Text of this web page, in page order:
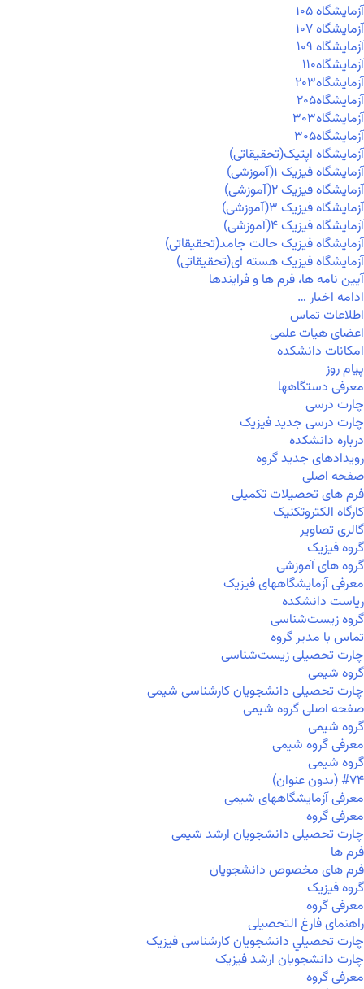
آزمايشگاه ۱۰۵
آزمايشگاه ۱۰۷
آزمايشگاه ۱۰۹
آزمايشگاه۱۱۰
آزمايشگاه۲۰۳
آزمايشگاه۲۰۵
آزمايشگاه۳۰۳
آزمايشگاه۳۰۵
آزمایشگاه اپتیک(تحقیقاتی)
آزمایشگاه فیزیک ۱(آموزشی)
آزمایشگاه فیزیک ۲(آموزشی)
آزمایشگاه فیزیک ۳(آموزشی)
آزمایشگاه فیزیک ۴(آموزشی)
آزمایشگاه فیزیک حالت جامد(تحقیقاتی)
آزمایشگاه فیزیک هسته ای(تحقیقاتی)
آیین نامه ها، فرم ها و فرایندها
ادامه اخبار …
اطلاعات تماس
اعضای هیات علمی
امکانات دانشکده
پیام روز
معرفی دستگاهها
چارت درسی
چارت درسی جدید فیزیک
درباره دانشکده
رویدادهای جدید گروه
صفحه اصلی
فرم های تحصیلات تکمیلی
کارگاه الکتروتکنیک
گالری تصاویر
گروه فیزیک
گروه های آموزشی
معرفی آزمایشگاههای فیزیک
ریاست دانشکده
گروه زیست‌شناسی
تماس با مدیر گروه
چارت تحصیلی زیست‌شناسی
گروه شیمی
چارت تحصیلی دانشجویان کارشناسی شیمی
صفحه اصلی گروه شیمی
گروه شیمی
معرفی گروه شیمی
گروه شیمی
#۷۴ (بدون عنوان)
معرفی آزمایشگاههای شیمی
معرفی گروه
چارت تحصیلی دانشجویان ارشد شیمی
فرم ها
فرم های مخصوص دانشجویان
گروه فیزیک
معرفی گروه
راهنمای فارغ التحصیلی
چارت تحصيلي دانشجویان کارشناسی فیزیک
چارت دانشجویان ارشد فیزیک
معرفی گروه